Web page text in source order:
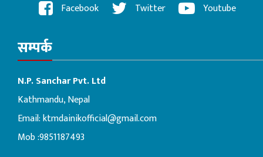
Facebook Twitter Youtube
सम्पर्क
N.P. Sanchar Pvt. Ltd
Kathmandu, Nepal
Email:ktmdainikofficial@gmail.com
Mob :9851187493